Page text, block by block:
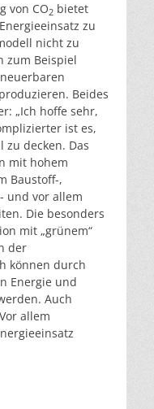
von CO2 bietet
zu
nicht zu
zum Beispiel
Beides
„Ich hoffe sehr,
ist es,
zu decken. Das
mit hohem
Baustoff-,
und vor allem
Die besonders
mit „grünem“
der
können durch
Energie und
Auch
allem